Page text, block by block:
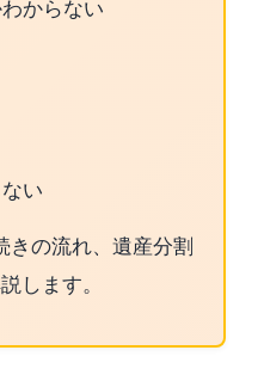
からない
い
きの流れ、遺産分割
します。